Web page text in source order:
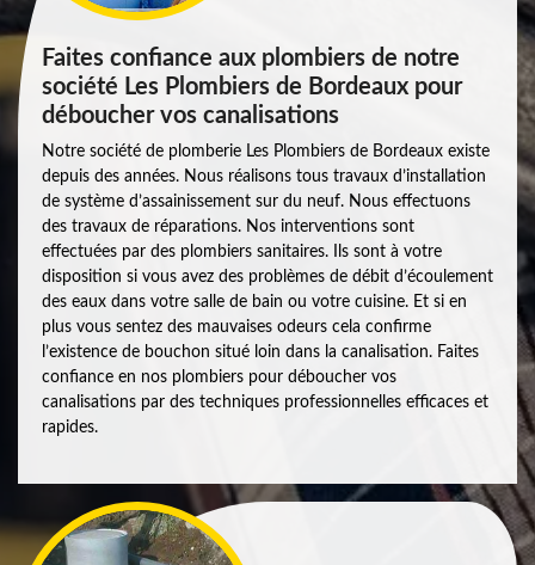
Faites confiance aux plombiers de notre
société Les Plombiers de Bordeaux pour
déboucher vos canalisations
Notre société de plomberie Les Plombiers de Bordeaux existe
depuis des années. Nous réalisons tous travaux d’installation
de système d’assainissement sur du neuf. Nous effectuons
des travaux de réparations. Nos interventions sont
effectuées par des plombiers sanitaires. Ils sont à votre
disposition si vous avez des problèmes de débit d’écoulement
des eaux dans votre salle de bain ou votre cuisine. Et si en
plus vous sentez des mauvaises odeurs cela confirme
l’existence de bouchon situé loin dans la canalisation. Faites
confiance en nos plombiers pour déboucher vos
canalisations par des techniques professionnelles efficaces et
rapides.